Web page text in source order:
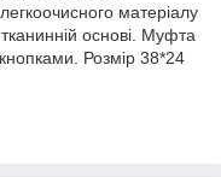
матеріалу
основі. Муфта
Розмір 38*24